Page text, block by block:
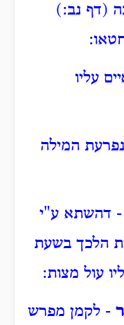
(דף נב:)
עליו
המילה
- דהשתא ע"י
הלכך בשעת
עול מצות:
- לקמן מפרש